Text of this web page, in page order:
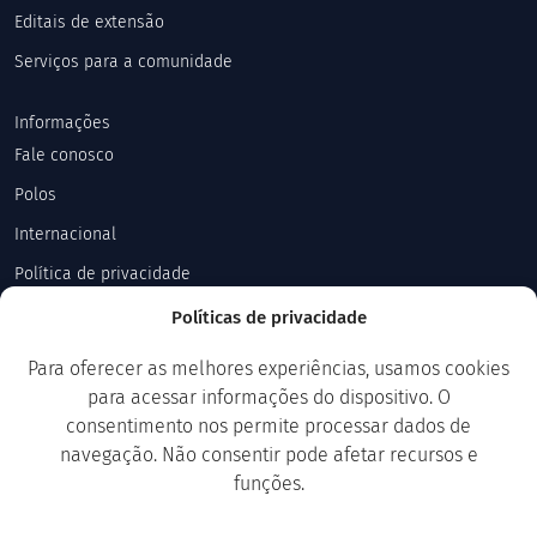
Políticas de privacidade
Para oferecer as melhores experiências, usamos cookies
para acessar informações do dispositivo. O
consentimento nos permite processar dados de
navegação. Não consentir pode afetar recursos e
funções.
Editais de extensão
Serviços para a comunidade
Informações
Fale conosco
Polos
Internacional
Política de privacidade
Notícias